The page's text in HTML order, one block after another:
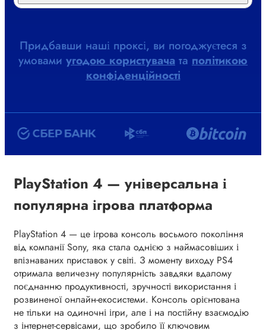
Придбавши наші проксі, ви погоджуєтеся з
умовами угодою користувача та політикою
конфіденційності
PlayStation 4 — універсальна і
популярна ігрова платформа
PlayStation 4 — це ігрова консоль восьмого покоління
від компанії Sony, яка стала однією з наймасовіших і
впізнаваних приставок у світі. З моменту виходу PS4
отримала величезну популярність завдяки вдалому
поєднанню продуктивності, зручності використання і
розвиненої онлайн-екосистеми. Консоль орієнтована
не тільки на одиночні ігри, але і на постійну взаємодію
з інтернет-сервісами, що зробило її ключовим